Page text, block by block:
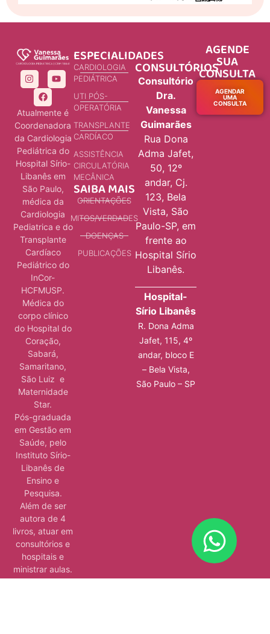
Atualmente é
Coordenadora
da Cardiologia
Pediátrica do
Hospital Sírio-
Libanês em
São Paulo,
médica da
Cardiologia
Pediatrica e do
Transplante
Cardíaco
Pediátrico do
InCor-
HCFMUSP.
Médica do
corpo clínico
do Hospital do
Coração,
Sabará,
Samaritano,
São Luiz e
Maternidade
Star.
Pós-graduada
em Gestão em
Saúde, pelo
Instituto Sírio-
Libanês de
Ensino e
Pesquisa.
Além de ser
autora de 4
livros, atuar em
consultórios e
hospitais e
ministrar aulas.
ESPECIALIDADES
CARDIOLOGIA
PEDIÁTRICA
UTI PÓS-
OPERATÓRIA
TRANSPLANTE
CARDÍACO
ASSISTÊNCIA
CIRCULATÓRIA
MECÂNICA
SAIBA MAIS
ORIENTAÇÕES
MITOS/VERDADES
DOENÇAS
PUBLICAÇÕES
CONSULTÓRIOS
Consultório
Dra.
Vanessa
Guimarães
Rua Dona
Adma Jafet,
50, 12º
andar, Cj.
123, Bela
Vista, São
Paulo-SP, em
frente ao
Hospital Sírio
Libanês.
Hospital-
Sírio Libanês
R. Dona Adma
Jafet, 115, 4º
andar, bloco E
– Bela Vista,
São Paulo – SP
AGENDE
SUA
CONSULTA
AGENDAR
UMA
CONSULTA